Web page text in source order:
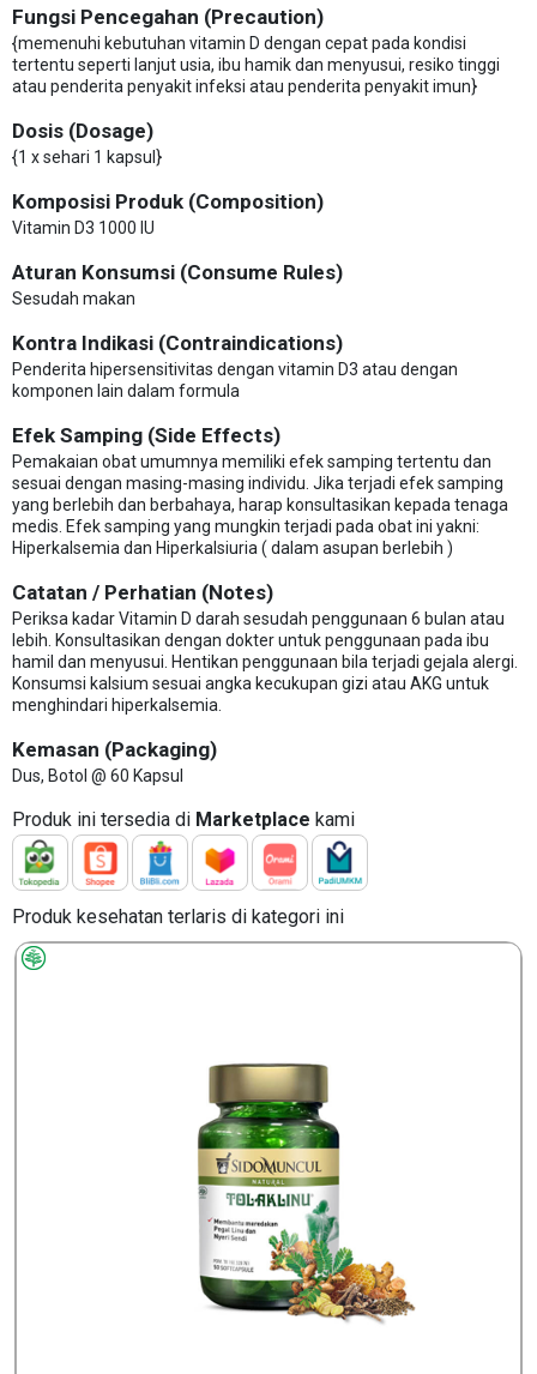
Fungsi Pencegahan (Precaution)
{memenuhi kebutuhan vitamin D dengan cepat pada kondisi
tertentu seperti lanjut usia, ibu hamik dan menyusui, resiko tinggi
atau penderita penyakit infeksi atau penderita penyakit imun}
Dosis (Dosage)
{1 x sehari 1 kapsul}
Komposisi Produk (Composition)
Vitamin D3 1000 IU
Aturan Konsumsi (Consume Rules)
Sesudah makan
Kontra Indikasi (Contraindications)
Penderita hipersensitivitas dengan vitamin D3 atau dengan
komponen lain dalam formula
Efek Samping (Side Effects)
Pemakaian obat umumnya memiliki efek samping tertentu dan
sesuai dengan masing-masing individu. Jika terjadi efek samping
yang berlebih dan berbahaya, harap konsultasikan kepada tenaga
medis. Efek samping yang mungkin terjadi pada obat ini yakni:
Hiperkalsemia dan Hiperkalsiuria ( dalam asupan berlebih )
Catatan / Perhatian (Notes)
Periksa kadar Vitamin D darah sesudah penggunaan 6 bulan atau
lebih. Konsultasikan dengan dokter untuk penggunaan pada ibu
hamil dan menyusui. Hentikan penggunaan bila terjadi gejala alergi.
Konsumsi kalsium sesuai angka kecukupan gizi atau AKG untuk
menghindari hiperkalsemia.
Kemasan (Packaging)
Dus, Botol @ 60 Kapsul
Produk ini tersedia di Marketplace kami
Produk kesehatan terlaris di kategori ini